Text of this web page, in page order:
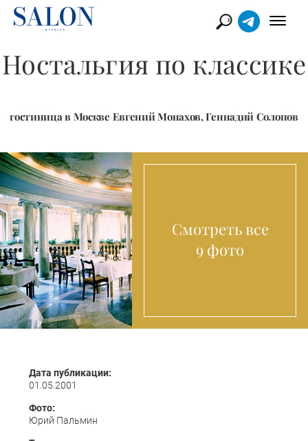
Ностальгия по классике
гостиница в Москве Евгений Монахов, Геннадий Солопов
Смотреть все
9 фото
Дата публикации:
01.05.2001
Фото:
Юрий Пальмин